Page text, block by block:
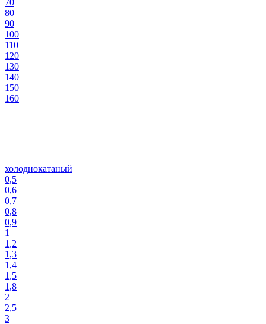
70
80
90
100
110
120
130
140
150
160
холоднокатаный
0,5
0,6
0,7
0,8
0,9
1
1,2
1,3
1,4
1,5
1,8
2
2,5
3